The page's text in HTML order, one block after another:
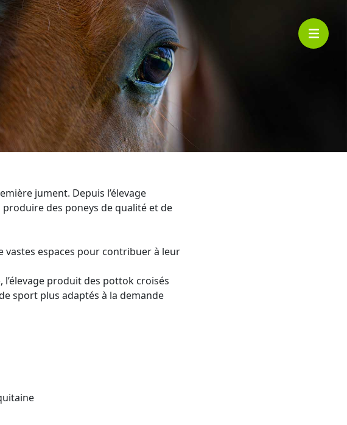
jument. Depuis l’élevage
des poneys de qualité et de
vastes espaces pour contribuer à leur
produit des pottok croisés
sport plus adaptés à la demande